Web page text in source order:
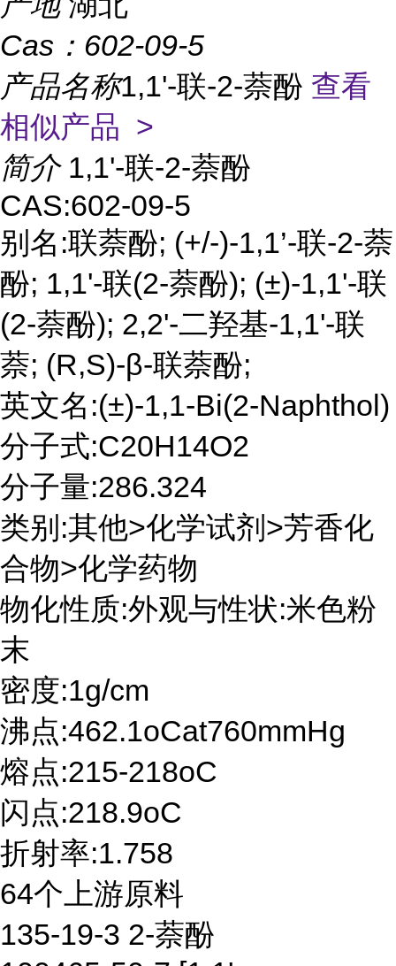
Cas： 602-09-5
产品名称1,1'-联-2-萘酚 查看
相似产品 >
简介 1,1'-联-2-萘酚
CAS:602-09-5
别名:联萘酚; (+/-)-1,1’-联-2-萘
酚; 1,1'-联(2-萘酚); (±)-1,1'-联
(2-萘酚); 2,2'-二羟基-1,1'-联
萘; (R,S)-β-联萘酚;
英文名:(±)-1,1-Bi(2-Naphthol)
分子式:C20H14O2
分子量:286.324
类别:其他>化学试剂>芳香化
合物>化学药物
物化性质:外观与性状:米色粉
末
密度:1g/cm
沸点:462.1oCat760mmHg
熔点:215-218oC
闪点:218.9oC
折射率:1.758
64个上游原料
135-19-3 2-萘酚